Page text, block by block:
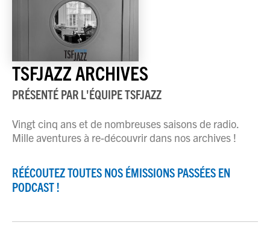
TSFJAZZ ARCHIVES
PRÉSENTÉ PAR L'ÉQUIPE TSFJAZZ
Vingt cinq ans et de nombreuses saisons de radio.
Mille aventures à re-découvrir dans nos archives !
RÉÉCOUTEZ TOUTES NOS ÉMISSIONS PASSÉES EN
PODCAST !